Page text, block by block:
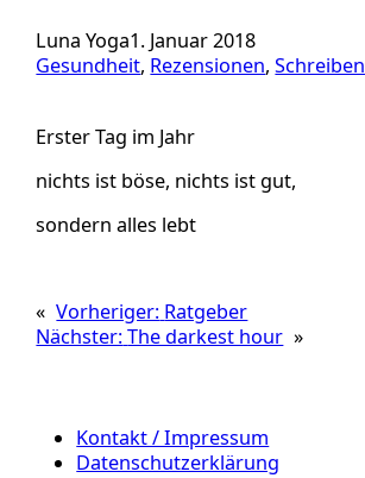
Luna Yoga1. Januar 2018
Gesundheit, Rezensionen, Schreiben
Erster Tag im Jahr
nichts ist böse, nichts ist gut,
sondern alles lebt
« Vorheriger: Ratgeber
Nächster:The darkest hour »
Kontakt / Impressum
Datenschutzerklärung